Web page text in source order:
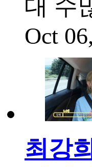
대 수
Oct
최강